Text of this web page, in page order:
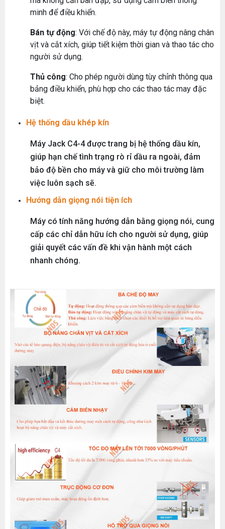
minh để điều khiển.
Bán tự động: Với chế độ này, máy tự động nâng chân
vịt và cắt xích, giúp tiết kiệm thời gian và thao tác cho
người sử dụng.
Thủ công: Cho phép người dùng tùy chỉnh thông qua
bảng điều khiển, phù hợp cho các thao tác may đặc
biệt.
Hệ thống dầu khép kín
Máy Jack C4-4 được trang bị hệ thống dầu kín,
giúp hạn chế tình trạng rò rỉ dầu ra ngoài, đảm
bảo độ bền cho máy và giữ cho môi trường làm
việc luôn sạch sẽ.
Hướng dẫn giọng nói tiện ích
Máy có tính năng hướng dẫn bằng giọng nói, cung
cấp các chỉ dẫn hữu ích cho người sử dụng, giúp
giải quyết các vấn đề khi vận hành một cách
nhanh chóng.